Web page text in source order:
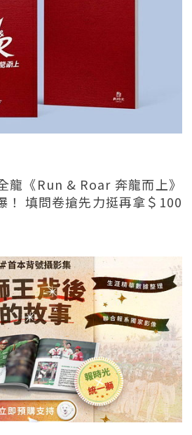
龍《Run & Roar 奔龍而上》
！ 填問卷搶先力挺再拿＄100